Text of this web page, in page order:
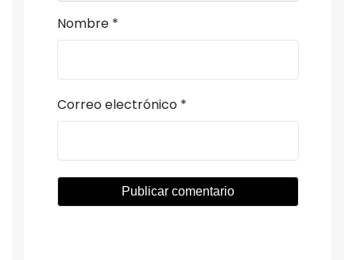
Nombre *
Correo electrónico *